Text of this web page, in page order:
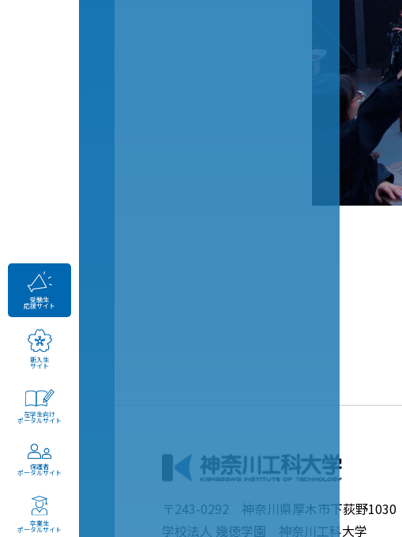
受験生
応援サイト
新入生
サイト
在学生向け
ポータルサイト
保護者
ポータルサイト
卒業生
ポータルサイト
〒243-0292 神奈川県厚木市下荻野1030
学校法人 幾徳学園 神奈川工科大学